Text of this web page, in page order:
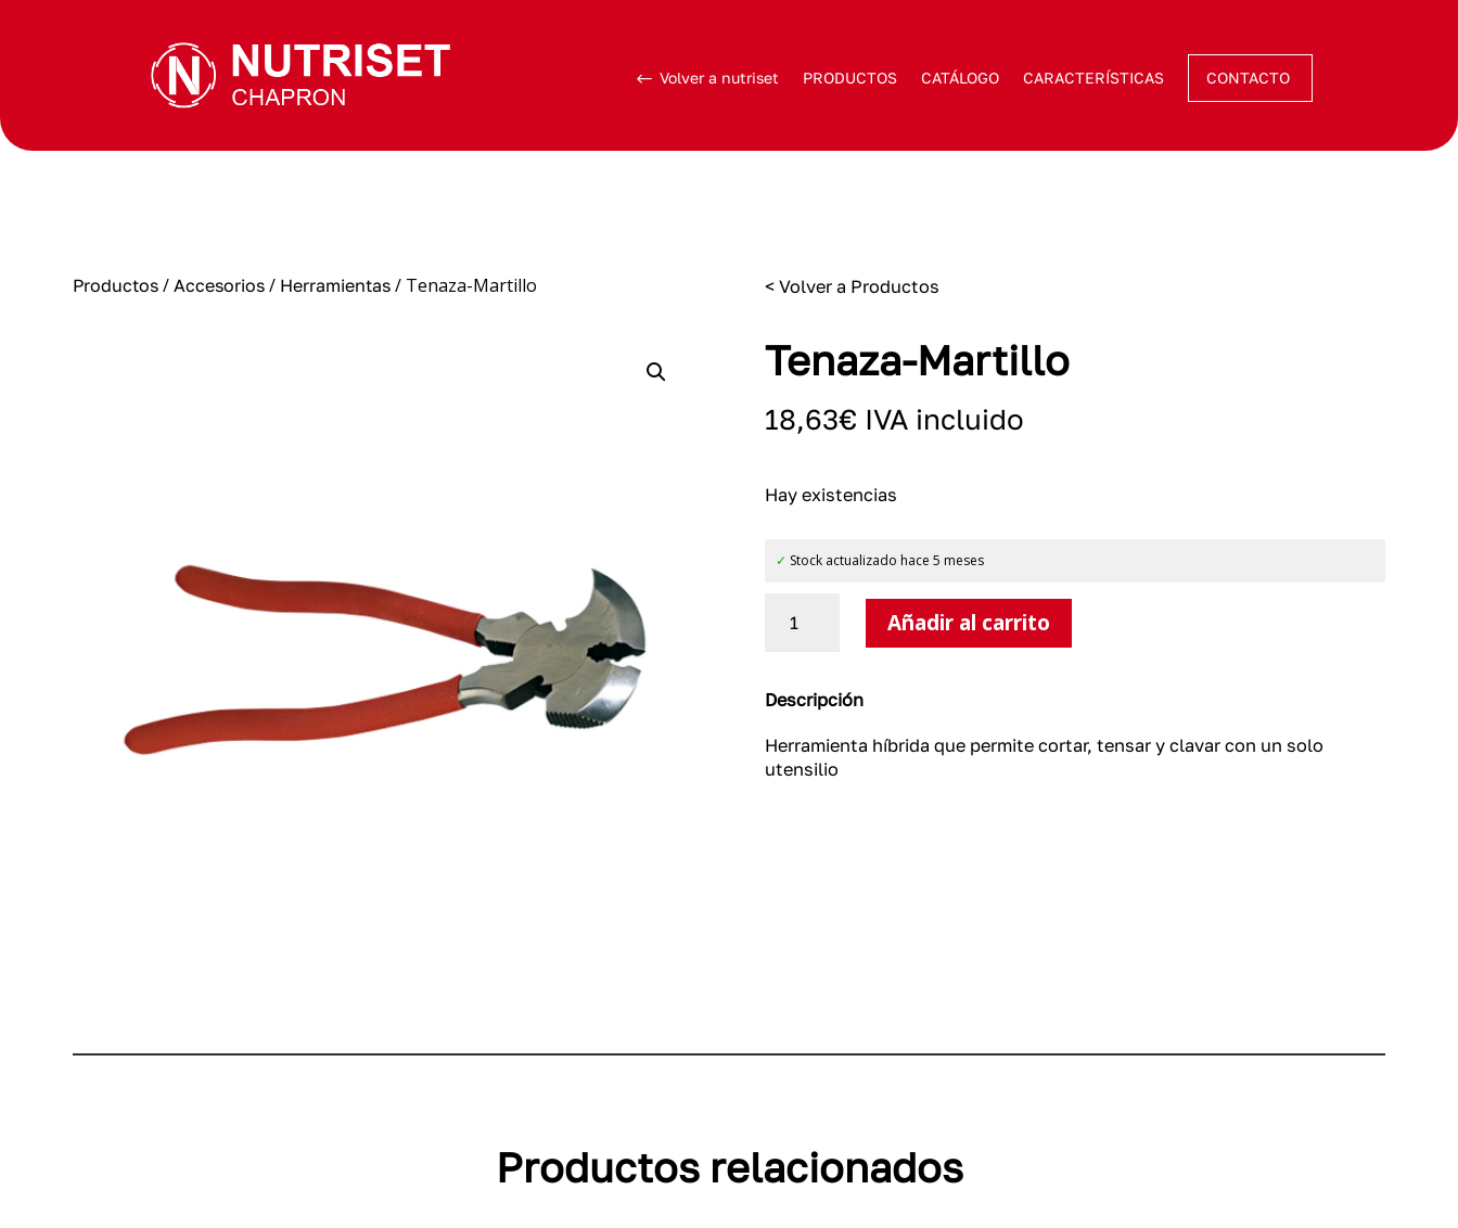
Volver a nutriset PRODUCTOS CATÁLOGO CARACTERÍSTICAS CONTACTO
Productos /Accesorios / Herramientas / Tenaza-Martillo < Volver a Productos
Tenaza-Martillo
18,63€ IVA incluido
Hay existencias
✓ Stock actualizado hace 5 meses
Martillo
Añadir al carrito
Descripción
Herramienta híbrida que permite cortar, tensar y clavar con un solo
utensilio
Productos relacionados